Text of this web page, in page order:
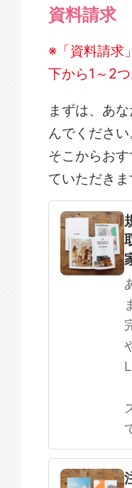
資料請求
※「資料請求
下から1～2つ
まずは、あ
んでください
そこからお
ていただきま
規格住宅
まだ何も